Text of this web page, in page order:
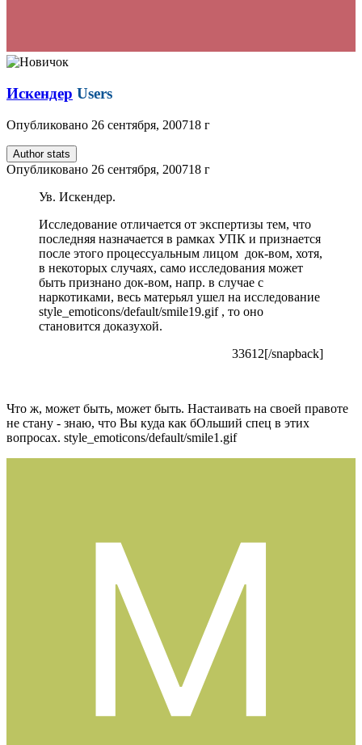
Искендер Users
Опубликовано 26 сентября, 200718 г
Author stats
Опубликовано 26 сентября, 200718 г
Ув. Искендер.
Исследование отличается от экспертизы тем, что
последняя назначается в рамках УПК и признается
после этого процессуальным лицом док-вом, хотя,
в некоторых случаях, само исследования может
быть признано док-вом, напр. в случае с
наркотиками, весь матерьял ушел на исследование
style_emoticons/default/smile19.gif, то оно
становится доказухой.
33612[/snapback]
Что ж, может быть, может быть. Настаивать на своей правоте
не стану - знаю, что Вы куда как бОльший спец в этих
вопросах. style_emoticons/default/smile1.gif